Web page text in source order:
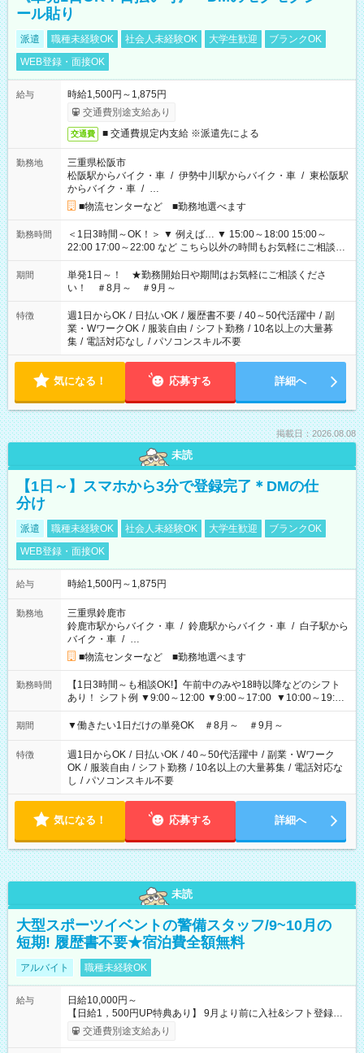
ール貼り
派遣 職種未経験OK 社会人未経験OK 大学生歓迎
ブランクOK
WEB登録・面接OK
給与
時給1,500円～1,875円
交通費別途支給あり
交通費 ■ 交通費規定内支給 ※派遣先による
勤務地
三重県松阪市
松阪駅からバイク・車 / 伊勢中川駅からバイク・車 / 東松阪駅
からバイク・車 / …
■物流センターなど ■勤務地選べます
勤務時間
＜1日3時間～OK！＞ ▼ 例えば… ▼ 15:00～18:00 15:00～
22:00 17:00～22:00 など こちら以外の時間もお気軽にご相談く
ださい！
期間
単発1日～！ ★勤務開始日や期間はお気軽にご相談くださ
い！ ＃8月～ ＃9月～
特徴 週1日からOK / 日払いOK / 履歴書不要 / 40～50代活躍中 / 副
業・WワークOK / 服装自由 / シフト勤務 / 10名以上の大量募
集 / 電話対応なし / パソコンスキル不要
気になる！ 応募する 詳細へ
掲載日：2026.08.08
未読
【1日～】スマホから3分で登録完了＊DMの仕
分け
派遣 職種未経験OK 社会人未経験OK 大学生歓迎
ブランクOK
WEB登録・面接OK
給与 時給1,500円～1,875円
勤務地
三重県鈴鹿市
鈴鹿市駅からバイク・車 / 鈴鹿駅からバイク・車 / 白子駅から
バイク・車 / …
■物流センターなど ■勤務地選べます
勤務時間
【1日3時間～も相談OK!】午前中のみや18時以降などのシフト
あり！ シフト例 ▼9:00～12:00 ▼9:00～17:00 ▼10:00～19:00
▼18:00～21:00
期間 ▼働きたい1日だけの単発OK ＃8月～ ＃9月～
特徴 週1日からOK / 日払いOK / 40～50代活躍中 / 副業・Wワーク
OK / 服装自由 / シフト勤務 / 10名以上の大量募集 / 電話対応な
し / パソコンスキル不要
気になる！ 応募する 詳細へ
未読
大型スポーツイベントの警備スタッフ/9~10月の
短期! 履歴書不要★宿泊費全額無料
アルバイト 職種未経験OK
給与
日給10,000円～
【日給1，500円UP特典あり】 9月より前に入社&シフト登録す
ると 期間中(9/16~10/23) の日給がUP! 日給1万1500円でしっか
り稼げます♪ 【試用期間】試用期間なし
交通費別途支給あり